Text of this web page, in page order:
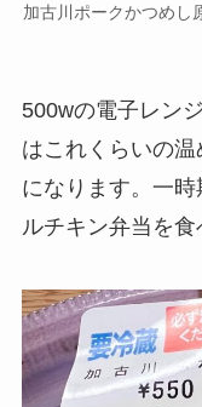
加古川ポークかつめし
500wの電子レン
はこれくらいの
になります。一
ルチキン弁当を食